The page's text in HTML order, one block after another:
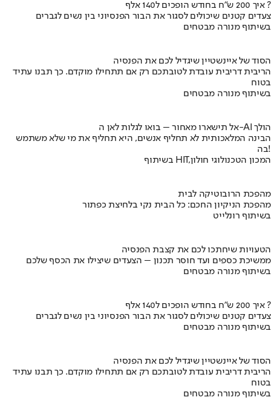
איך 200 ש"ח בחודש הופכים ל140 אלף ?
צעדים קטנים שיכולים לסגור את הבור הפנסיוני בין נשים לגברים
בשיתוף מנורה מבטחים
הסוד של איינשטיין שיגדיל לכם את הפנסיה
הריבית דריבית עובדת לטובתכם רק אם תתחילו מוקדם. כך תבנו עתיד
בטוח
בשיתוף מנורה מבטחים
אל תישארו מאחור – בואו לגלות לאן ה-AI הולך
הבינה המלאכותית לא תחליף אנשים, היא תחליף את מי שלא משתמש
בה!
בשיתוף HIT,המכון הטכנולוגי חולון
מהפכת הרובוטיקה לבית
מהפכת הניקיון החכם: כל הבית נקי בלחיצת כפתור
בשיתוף רונלייט
הטעויות שיחתכו לכם את קצבת הפנסיה
ממשיכת כספים ועד חוסר תכנון – הצעדים שיצילו את הכסף שלכם
בשיתוף מנורה מבטחים
איך 200 ש"ח בחודש הופכים ל140 אלף ?
צעדים קטנים שיכולים לסגור את הבור הפנסיוני בין נשים לגברים
בשיתוף מנורה מבטחים
הסוד של איינשטיין שיגדיל לכם את הפנסיה
הריבית דריבית עובדת לטובתכם רק אם תתחילו מוקדם. כך תבנו עתיד
בטוח
בשיתוף מנורה מבטחים